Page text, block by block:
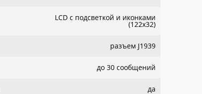
LCD с подсветкой и иконками
(122x32)
разъем J1939
до 30 сообщений
да